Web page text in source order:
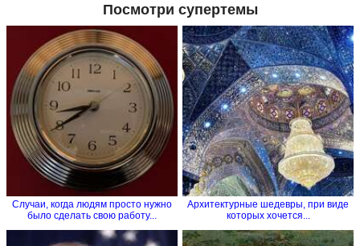
Посмотри супертемы
Случаи, когда людям просто нужно
было сделать свою работу...
Архитектурные шедевры, при виде
которых хочется...